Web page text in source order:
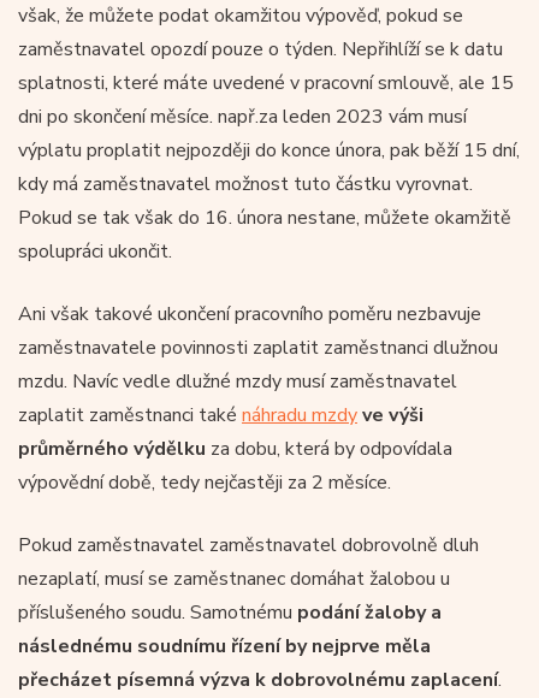
však, že můžete podat okamžitou výpověď, pokud se
zaměstnavatel opozdí pouze o týden. Nepřihlíží se k datu
splatnosti, které máte uvedené v pracovní smlouvě, ale 15
dni po skončení měsíce. např.za leden 2023 vám musí
výplatu proplatit nejpozději do konce února, pak běží 15 dní,
kdy má zaměstnavatel možnost tuto částku vyrovnat.
Pokud se tak však do 16. února nestane, můžete okamžitě
spolupráci ukončit.
Ani však takové ukončení pracovního poměru nezbavuje
zaměstnavatele povinnosti zaplatit zaměstnanci dlužnou
mzdu. Navíc vedle dlužné mzdy musí zaměstnavatel
zaplatit zaměstnanci také náhradu mzdyve výši
průměrného výdělku za dobu, která by odpovídala
výpovědní době, tedy nejčastěji za 2 měsíce.
Pokud zaměstnavatel zaměstnavatel dobrovolně dluh
nezaplatí, musí se zaměstnanec domáhat žalobou u
příslušeného soudu. Samotnému podání žaloby a
následnému soudnímu řízení by nejprve měla
přecházet písemná výzva k dobrovolnému zaplacení.